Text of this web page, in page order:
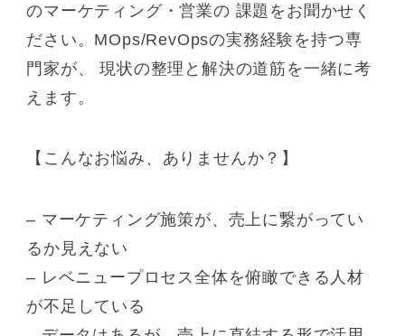
のマーケティング・営業の 課題をお聞かせく
ださい。MOps/RevOpsの実務経験を持つ専
門家が、 現状の整理と解決の道筋を一緒に考
えます。
【こんなお悩み、ありませんか？】
– マーケティング施策が、売上に繋がってい
るか見えない
– レベニュープロセス全体を俯瞰できる人材
が不足している